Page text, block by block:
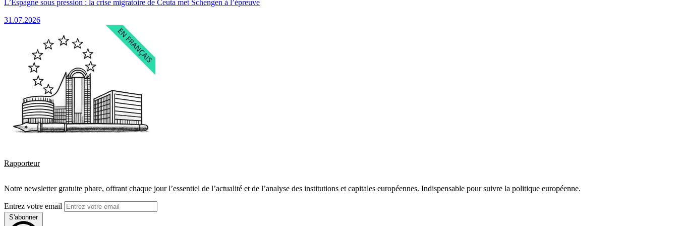
L’Espagne sous pression : la crise migratoire de Ceuta met Schengen à l’épreuve
31.07.2026
Rapporteur
Notre newsletter gratuite phare, offrant chaque jour l’essentiel de l’actualité et de l’analyse des institutions et capitales européennes. Indispensable pour suivre la politique européenne.
Entrez votre email
S'abonner